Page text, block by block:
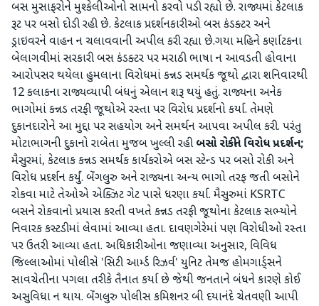
બસ મુસાફરોને મુશ્કેલીઓનો સામનો કરવો પડી રહ્યો છે. રાજ્યમાં કેટલાક
રૂટ પર બસો દોડી રહી છે. કેટલાક પ્રદર્શનકારીઓ બસ કંડક્ટર અને
ડ્રાઇવરને વાહન ન ચલાવવાની અપીલ કરી રહ્યા છે.ગયા મહિને કર્ણાટકના
બેલાગવીમાં સરકારી બસ કંડક્ટર પર મરાઠી ભાષા ન આવડતી હોવાના
આરોપસર થયેલા હુમલાના વિરોધમાં કન્નડ સમર્થક જૂથો દ્વારા શનિવારથી
12 કલાકના રાજ્યવ્યાપી બંધનું એલાન શરૂ થયું હતું. રાજ્યના અનેક
ભાગોમાં કન્નડ તરફી જૂથોએ રસ્તા પર વિરોધ પ્રદર્શનો કર્યા. તેમણે
દુકાનદારોને આ મુદ્દા પર સહયોગ અને સમર્થન આપવા અપીલ કરી. પરંતુ
મોટાભાગની દુકાનો રાબેતા મુજબ ખુલ્લી રહી બસો રોકીને વિરોધ પ્રદર્શન;
મૈસુરમાં, કેટલાક કન્નડ સમર્થક કાર્યકરોએ બસ સ્ટેન્ડ પર બસો રોકી અને
વિરોધ પ્રદર્શન કર્યું. બેંગલુરુ અને રાજ્યના અન્ય ભાગો તરફ જતી બસોને
રોકવા માટે તેઓએ એક્ઝિટ ગેટ પાસે ધરણા કર્યા. મૈસુરુમાં KSRTC
બસને રોકવાનો પ્રયાસ કરતી વખતે કન્નડ તરફી જૂથોના કેટલાક સભ્યોને
નિવારક કસ્ટડીમાં લેવામાં આવ્યા હતા. દાવણગેરેમાં પણ વિરોધીઓ રસ્તા
પર ઉતરી આવ્યા હતા. અધિકારીઓના જણાવ્યા અનુસાર, વિવિધ
જિલ્લાઓમાં પોલીસે 'સિટી આર્મ્ડ રિઝર્વ' યુનિટ તેમજ હોમગાર્ડ્સને
સાવચેતીના પગલા તરીકે તૈનાત કર્યા છે જેથી જનતાને બંધને કારણે કોઈ
અસુવિધા ન થાય. બેંગલુરુ પોલીસ કમિશનર બી દયાનંદે ચેતવણી આપી